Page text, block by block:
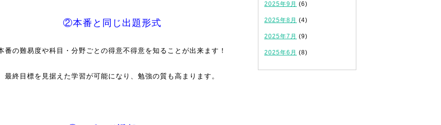
②本番と同じ出題形式
番の難易度や科目・分野ごとの得意不得意を知ることが出来ます！
最終目標を見据えた学習が可能になり、勉強の質も高まります。
2025年9月 (6)
2025年8月 (4)
2025年7月 (9)
2025年6月 (8)